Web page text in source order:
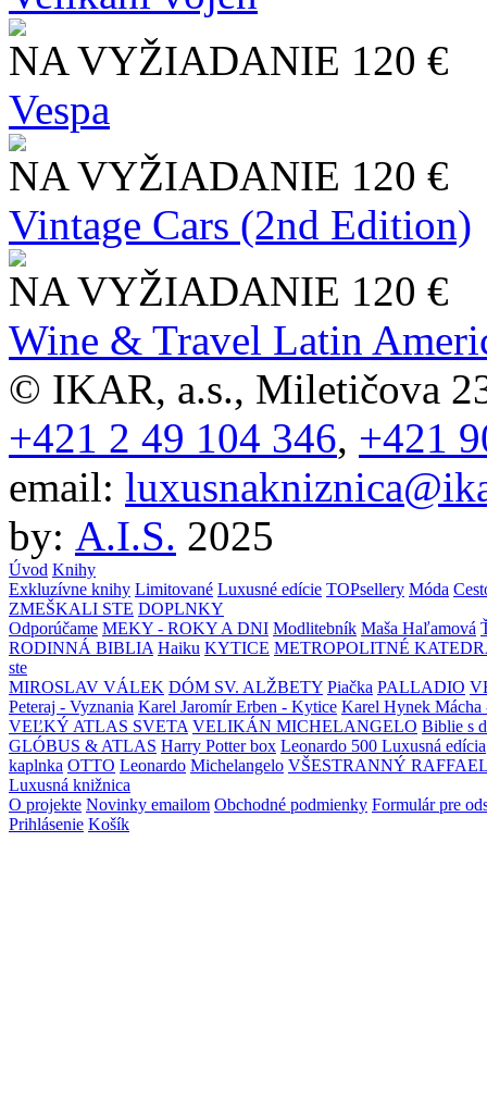
NA VYŽIADANIE 120 €
Vespa
NA VYŽIADANIE 120 €
Vintage Cars (2nd Edition)
NA VYŽIADANIE 120 €
Wine & Travel Latin
© IKAR, a.s., Miletičova
+421 2 49 104 346, +421
email:
by: A.I.S. 2025
Úvod Knihy
Exkluzívne knihy Limitované Luxusné edície TOPsellery Móda
ZMEŠKALI STE DOPLNKY
Odporúčame MEKY - ROKY A DNI Modlitebník Maša Haľamová
RODINNÁ BIBLIA Haiku KYTICE METROPOLITNÉ
ste
MIROSLAV VÁLEK DÓM SV. ALŽBETY Piačka PALLADIO
Peteraj - Vyznania Karel Jaromír Erben - Kytice Karel Hynek Mácha
VEĽKÝ ATLAS SVETA VELIKÁN MICHELANGELO Biblie s
GLÓBUS & ATLAS Harry Potter box Leonardo 500 Luxusná edícia
kaplnka OTTO Leonardo Michelangelo VŠESTRANNÝ
Luxusná knižnica
O projekte Novinky emailom Obchodné podmienky Formulár pre
Prihlásenie Košík